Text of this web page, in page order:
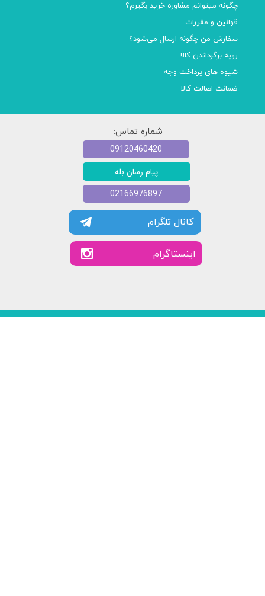
چگونه میتوانم مشاوره خرید بگیرم؟
قوانین و مقررات
سفارش من چگونه ارسال می‌شود؟
رویه برگرداندن کالا
شیوه های پرداخت وجه
ضمانت اصالت کالا
شماره تماس:
کانال تلگرام
​​اینستاگرام
پیام رسان بله
09120460420
02166976897